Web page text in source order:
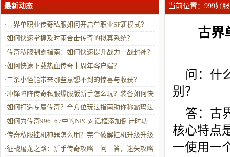
当前位置： 999好服
古界
问：什
别？
答：古
核心特点
一使用一
最新动态
·古界单职业传奇私服如何开启单职业SF新模式？
·如何快速掌握及时雨合击传奇的拟真系统？
·传奇私服制霸指南：如何快速提升战力一战封神？
·如何快速下载热血传奇十周年客户端？
·击杀小怪能带来哪些意想不到的惊喜与收获？
·冲锋陷阵传奇私服爆服版新手怎么玩？装备如何快
速获取？常见问题全解答
·如何打造专属传奇？全方位玩法指南助你称霸玛法
大陆
·如何为传奇996_67中的NPC对话框添加倒计时功
能？
·传奇私服挂机神器怎么用？完全破解挂机升级升级
秘诀终极指南
·征战屠龙之路：新手传奇攻略十问十答，迷失攻略